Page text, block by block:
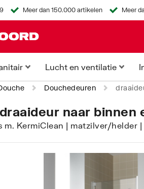
Meer dan 150.000 artikelen Meer
Lucht en ventilatie
Douchedeuren
naar
KermiClean | matzilver/helder |